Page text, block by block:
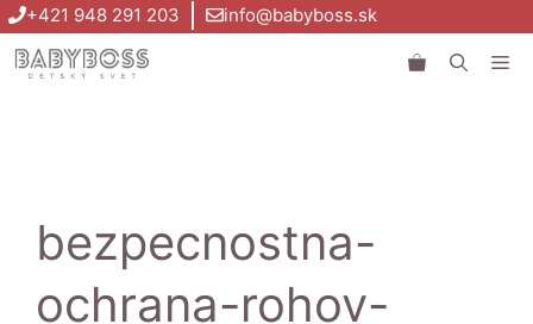
Preskočiť
na
obsah
+421 948 291 203 info@babyboss.sk
bezpecnostna-
ochrana-rohov-